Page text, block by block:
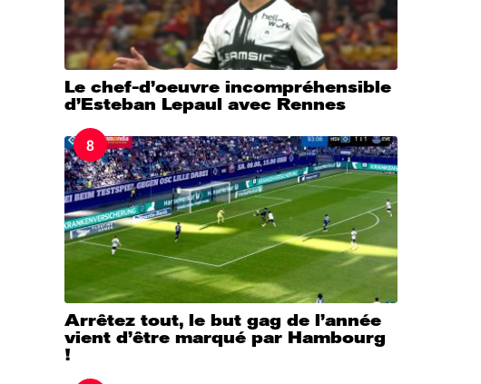
Le chef-d’oeuvre incompréhensible
d’Esteban Lepaul avec Rennes
8
Arrêtez tout, le but gag de l’année
vient d’être marqué par Hambourg
!